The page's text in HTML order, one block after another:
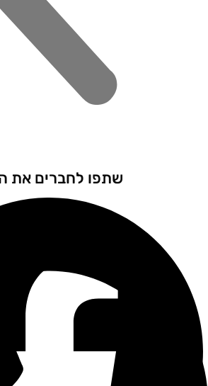
שתפו לחברים את הדף!